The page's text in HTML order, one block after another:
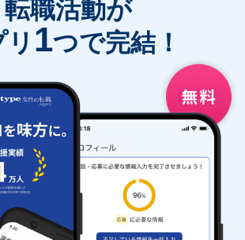
転職活動が
1つで完結！